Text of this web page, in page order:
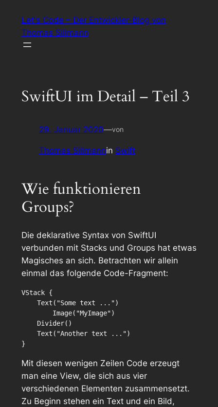
Inhalt
springen
Let's Code – Der Entwickler-Blog von
Thomas Sillmann
SwiftUI im Detail – Teil 3
29. Januar 2020—von
Thomas Sillmannin Swift
Wie funktionieren
Groups?
Die deklarative Syntax von SwiftUI
verbunden mit Stacks und Groups hat etwas
Magisches an sich. Betrachten wir allein
einmal das folgende Code-Fragment:
VStack {
Mit diesen wenigen Zeilen Code erzeugt
man eine View, die sich aus vier
verschiedenen Elementen zusammensetzt.
Zu Beginn stehen ein Text und ein Bild,